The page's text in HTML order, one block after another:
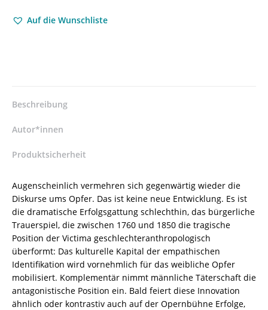
Band
in
und
vom
Jahrhundert
bis
zur
Gegenwart
–
Uwe
C.
Steiner,
Wim
Peeters
Auf die Wunschliste
Beschreibung
Autor*innen
Produktsicherheit
Augenscheinlich vermehren sich gegenwärtig wieder die
Diskurse ums Opfer. Das ist keine neue Entwicklung. Es ist
die dramatische Erfolgsgattung schlechthin, das bürgerliche
Trauerspiel, die zwischen 1760 und 1850 die tragische
Position der Victima geschlechteranthropologisch
überformt: Das kulturelle Kapital der empathischen
Identifikation wird vornehmlich für das weibliche Opfer
mobilisiert. Komplementär nimmt männliche Täterschaft die
antagonistische Position ein. Bald feiert diese Innovation
ähnlich oder kontrastiv auch auf der Opernbühne Erfolge,